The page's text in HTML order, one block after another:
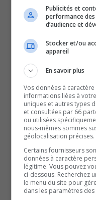
annoncé
et un Parti
semble
des
La politique
allures de scénario de
Et pour nous aider à y
Anthony Dallaire,
Marcotte, professeur
l’Abitibi-
Publicités et
performance
d’audience et
Stocker et/ou
appareil
En savoir plus
Vos données à
informations liées à
uniques et autres types
et consultées par 66
ou utilisées
nous-mêmes sommes
géolocalisation précises.
Certains fournisseurs
données à caractère
légitime. Vous pouvez
ci-dessous. Recherchez
le menu du site pour
dans les paramètres